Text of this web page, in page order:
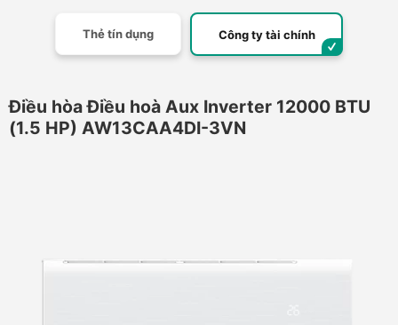
Thẻ tín dụng Công ty tài chính
Điều hòa Điều hoà Aux Inverter 12000 BTU
(1.5 HP) AW13CAA4DI-3VN